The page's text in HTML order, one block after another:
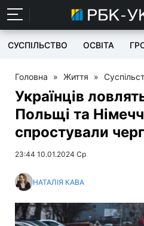
СУСПІЛЬСТВО ОСВІТА
Головна » Життя »
Українців
Польщі та
спростували
23:44 10.01.2024 Ср
НАТАЛІЯ КАВА